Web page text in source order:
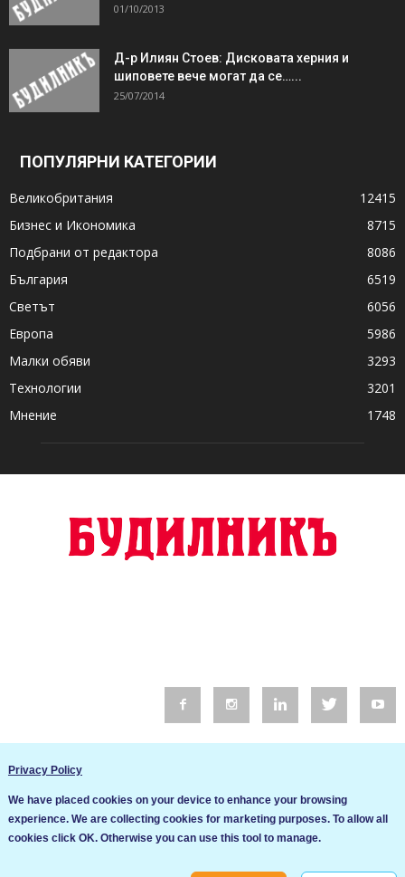
01/10/2013
Д-р Илиян Стоев: Дисковата херния и
шиповете вече могат да се…...
25/07/2014
ПОПУЛЯРНИ КАТЕГОРИИ
Великобритания
12415
Бизнес и Икономика
8715
Подбрани от редактора
8086
България
6519
Светът
6056
Европа
5986
Малки обяви
3293
Технологии
3201
Мнение
1748
Общи условия
Privacy Policy
We have placed cookies on your device to enhance your browsing
experience. We are collecting cookies for marketing purposes. To allow all
cookies click OK. Otherwise you can use this tool to manage.
Ние използваме бисквитки за да подобрим услугите си. Ако
продължите да посещавате този сайт, ние приемаме, че се